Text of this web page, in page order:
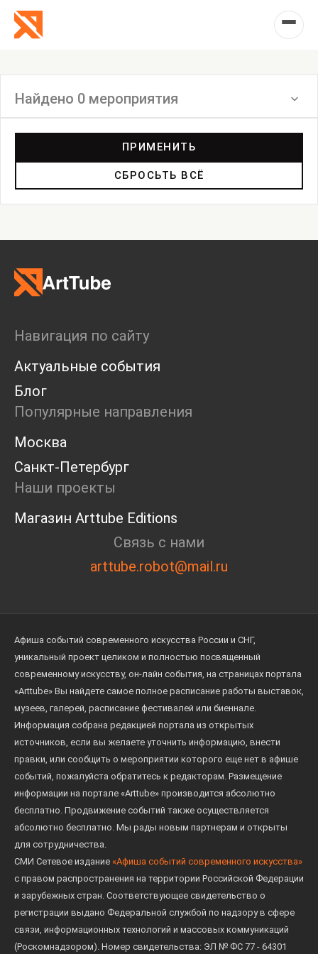
Найдено 0 мероприятия
Дискуссия
Пост-релиз
Пресс-конференция
Ярмарка
Open call
Экскурсия
Дискуссия
Cosmoscow 2024
Blazar 2024
Встречи
Круглый стол
ПРИМЕНИТЬ
СБРОСЬТЬ ВСЁ
Навигация по сайту
Актуальные события
Блог
Популярные направления
Москва
Санкт-Петербург
Наши проекты
Магазин Arttube Editions
Связь с нами
arttube.robot@mail.ru
Афиша событий современного искусства России и СНГ,
уникальный проект целиком и полностью посвященный
современному искусству, он-лайн события, на страницах портала
«Arttube» Вы найдете самое полное расписание работы выставок,
музеев, галерей, расписание фестивалей или биеннале.
Информация собрана редакцией портала из открытых
источников, если вы желаете уточнить информацию, внести
правки, или сообщить о мероприятии которого еще нет в афише
событий, пожалуйста обратитесь к редакторам. Размещение
информации на портале «Arttube» производится абсолютно
бесплатно. Продвижение событий также осуществляется
абсолютно бесплатно. Мы рады новым партнерам и открыты
для сотрудничества.
СМИ Сетевое издание «Афиша событий современного искусства»
с правом распространения на территории Российской Федерации
и зарубежных стран. Соответствующее свидетельство о
регистрации выдано Федеральной службой по надзору в сфере
связи, информационных технологий и массовых коммуникаций
(Роскомнадзором). Номер свидетельства: ЭЛ № ФС 77 - 64301